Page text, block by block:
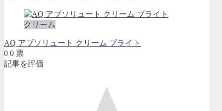
クリーム
AQ アブソリュート クリーム ブライト
0 0 票
記事を評価